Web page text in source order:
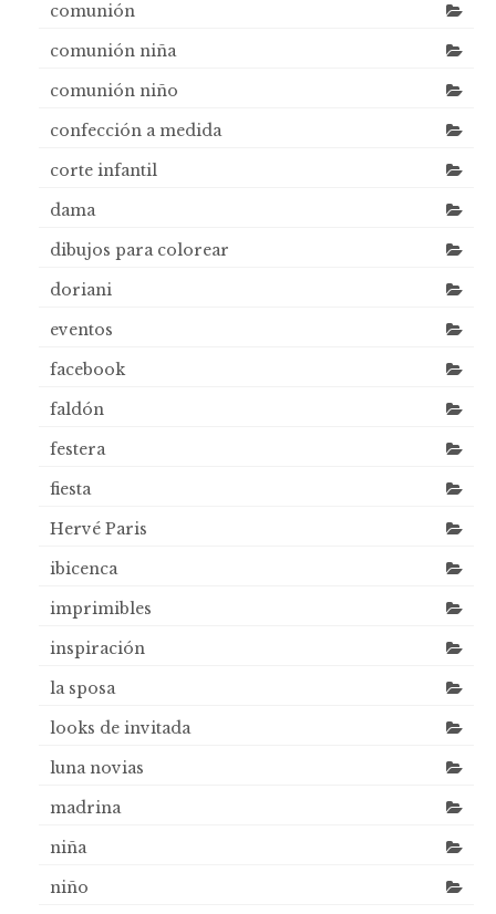
comunión
comunión niña
comunión niño
confección a medida
corte infantil
dama
dibujos para colorear
doriani
eventos
facebook
faldón
festera
fiesta
Hervé Paris
ibicenca
imprimibles
inspiración
la sposa
looks de invitada
luna novias
madrina
niña
niño